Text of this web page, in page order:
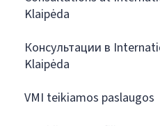
Klaipėda
Консультации в
Klaipėda
VMI teikiamos paslaugos